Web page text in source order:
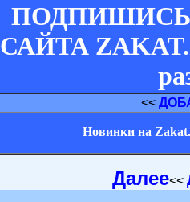
САЙТА
<<
Новинки на
Далее<<